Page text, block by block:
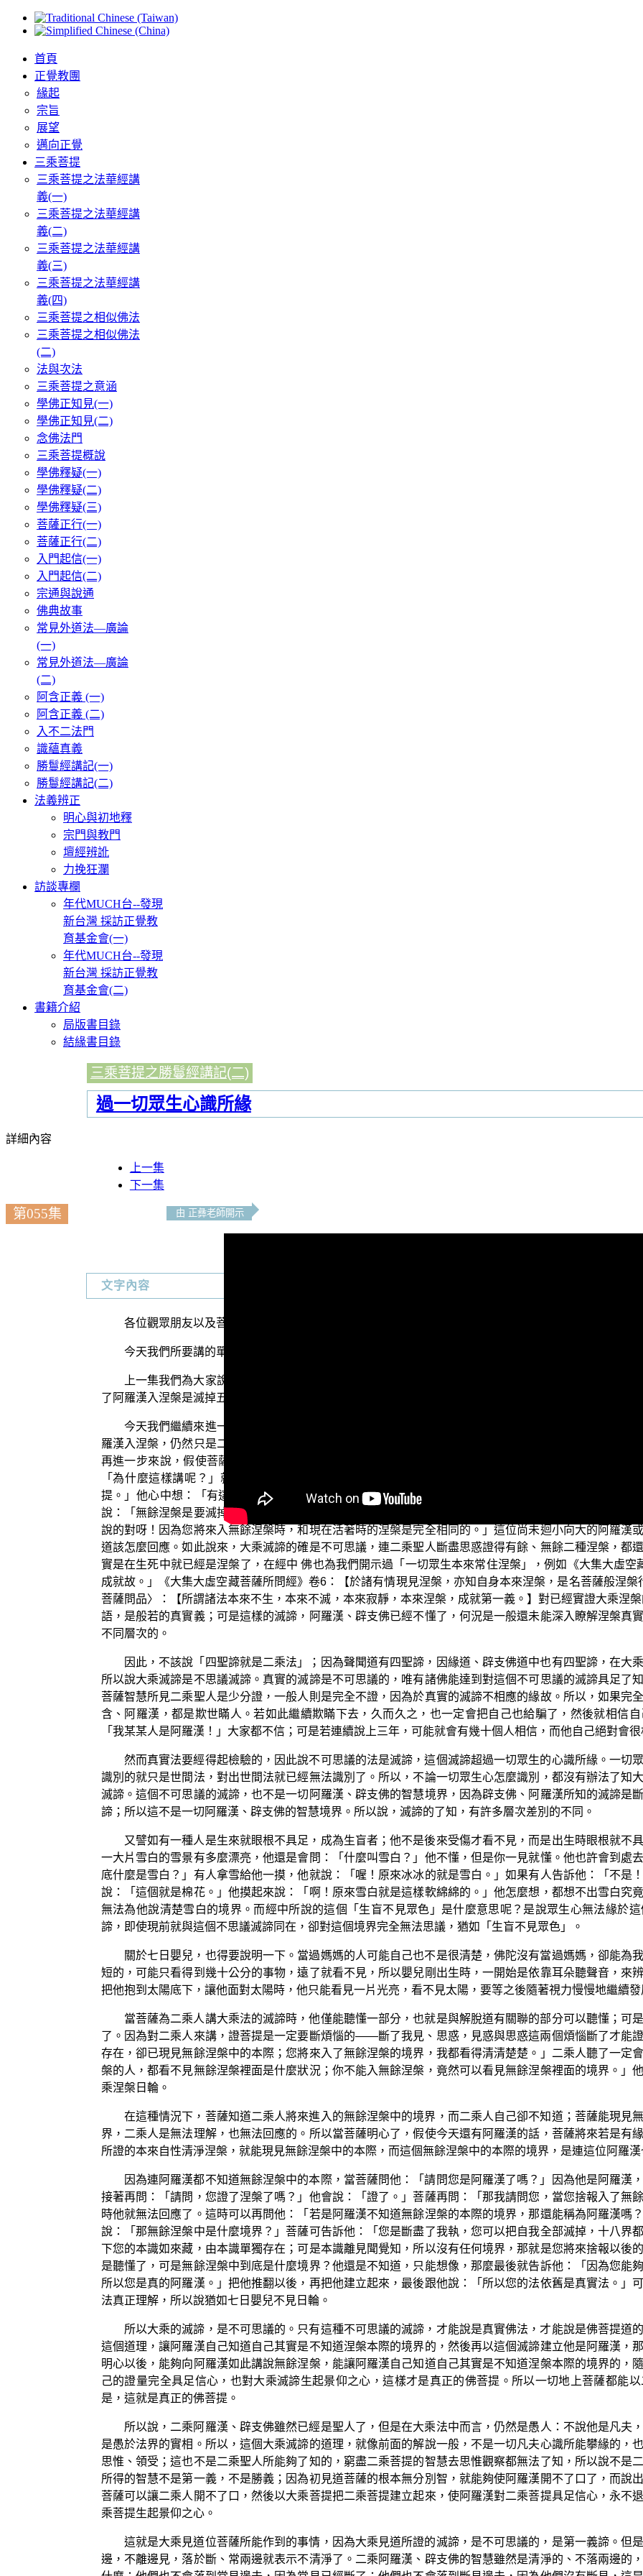
首頁
正覺教團
緣起
宗旨
展望
邁向正覺
三乘菩提
三乘菩提之法華經講
義(一)
三乘菩提之法華經講
義(二)
三乘菩提之法華經講
義(三)
三乘菩提之法華經講
義(四)
三乘菩提之相似佛法
三乘菩提之相似佛法
(二)
法與次法
三乘菩提之意涵
學佛正知見(一)
學佛正知見(二)
念佛法門
三乘菩提概說
學佛釋疑(一)
學佛釋疑(二)
學佛釋疑(三)
菩薩正行(一)
菩薩正行(二)
入門起信(一)
入門起信(二)
宗通與說通
佛典故事
常見外道法—廣論
(一)
常見外道法—廣論
(二)
阿含正義 (一)
阿含正義 (二)
入不二法門
識蘊真義
勝鬘經講記(一)
勝鬘經講記(二)
法義辨正
明心與初地釋
宗門與教門
壇經辨訛
力挽狂瀾
訪談專欄
年代MUCH台--發現
新台灣 採訪正覺教
育基金會(一)
年代MUCH台--發現
新台灣 採訪正覺教
育基金會(二)
書籍介紹
局版書目錄
結緣書目錄
三乘菩提之勝鬘經講記(二)
過一切眾生心識所緣
詳細內容
上一集
下一集
第055集 由 正彝老師開示
文字內容
各位觀眾朋友以及菩薩們：阿彌陀佛！
今天我們所要講的單元是「三乘菩提之勝鬘經講記」（二）「過一切眾生心識所緣」。
上一集我們為大家說明了：勝鬘菩薩所說「不思議的法是滅諦，這個滅諦超過一切眾生心的分別的所
了阿羅漢入涅槃是滅掉五蘊十八界的全部，這也說明了意識乃至十八界的全部，都是可滅之法，不是常住法
今天我們繼續來進一步說明這個不思議法，也就是大乘滅諦，也就是大乘涅槃，這是超過一切眾生心
羅漢入涅槃，仍然只是二乘菩提世俗諦中所說的滅諦而已；這種涅槃是滅掉五陰十八界，是二乘法中的滅
再進一步來說，假使菩薩未來遇到了阿羅漢或辟支佛，可以向他說：「您的涅槃雖然很勝妙，但是我的
「為什麼這樣講呢？」就告訴他：「您得要斷盡思惑才能證涅槃，我可是不斷思惑就能證涅槃；您是
提。」他心中想：「有這種菩提呀？有這種涅槃呀？唉呀！還真想不懂。」然後接著告訴他說：「您現
說：「無餘涅槃是要滅掉我自己以後才得無餘涅槃，怎麼我現在還沒有滅掉自己就已經在無餘涅槃中了？
說的對呀！因為您將來入無餘涅槃時，和現在活著時的涅槃是完全相同的。」這位尚未迴小向大的阿羅漢
道該怎麼回應。如此說來，大乘滅諦的確是不可思議，連二乘聖人斷盡思惑證得有餘、無餘二種涅槃，都
實是在生死中就已經是涅槃了，在經中 佛也為我們開示過「一切眾生本來常住涅槃」，例如《大集大虛
成就故。」《大集大虛空藏菩薩所問經》卷6：【於諸有情現見涅槃，亦知自身本來涅槃，是名菩薩般涅
菩薩問品〉：【所謂諸法本來不生，本來不滅，本來寂靜，本來涅槃，成就第一義。】對已經實證大乘涅
語，是般若的真實義；可是這樣的滅諦，阿羅漢、辟支佛已經不懂了，何況是一般還未能深入瞭解涅槃真
不同層次的。
因此，不該說「四聖諦就是二乘法」；因為聲聞道有四聖諦，因緣道、辟支佛道中也有四聖諦，在大
所以說大乘滅諦是不思議滅諦。真實的滅諦是不可思議的，唯有諸佛能達到對這個不可思議的滅諦具足了
菩薩智慧所見二乘聖人是少分證，一般人則是完全不證，因為於真實的滅諦不相應的緣故。所以，如果完
含、阿羅漢，都是欺世瞞人。若如此繼續欺瞞下去，久而久之，也一定會把自己也給騙了，然後就相信
「我某某人是阿羅漢！」大家都不信；可是若連續說上三年，可能就會有幾十個人相信，而他自己絕對會
然而真實法要經得起檢驗的，因此說不可思議的法是滅諦，這個滅諦超過一切眾生的心識所緣。一切
識別的就只是世間法，對出世間法就已經無法識別了。所以，不論一切眾生心怎麼識別，都沒有辦法了知
滅諦。這個不可思議的滅諦，也不是一切阿羅漢、辟支佛的智慧境界，因為辟支佛、阿羅漢所知的滅諦是
諦；所以這不是一切阿羅漢、辟支佛的智慧境界。所以說，滅諦的了知，有許多層次差別的不同。
又譬如有一種人是生來就眼根不具足，成為生盲者；他不是後來受傷才看不見，而是出生時眼根就不
一大片雪白的雪景有多麼漂亮，他還是會問：「什麼叫雪白？」他不懂，但是你一見就懂。他也許會到處
底什麼是雪白？」有人拿雪給他一摸，他就說：「喔！原來冰冰的就是雪白。」如果有人告訴他：「不是
說：「這個就是棉花。」他摸起來說：「啊！原來雪白就是這樣軟綿綿的。」他怎麼想，都想不出雪白究
無法為他說清楚雪白的境界。而經中所說的這個「生盲不見眾色」是什麼意思呢？是說眾生心無法緣於
諦，即使現前就與這個不思議滅諦同在，卻對這個境界完全無法思議，猶如「生盲不見眾色」。
關於七日嬰兒，也得要說明一下。當過媽媽的人可能自己也不是很清楚，佛陀沒有當過媽媽，卻能為
短的，可能只看得到幾十公分的事物，遠了就看不見，所以嬰兒剛出生時，一開始是依靠耳朵聽聲音，來
把他抱到太陽底下，讓他面對太陽時，他只能看見一片光亮，看不見太陽，要等之後隨著視力慢慢地繼續
當菩薩為二乘人講大乘法的滅諦時，他僅能聽懂一部分，也就是與解脫道有關聯的部分可以聽懂；可
了。因為對二乘人來講，證菩提是一定要斷煩惱的——斷了我見、思惑，見惑與思惑這兩個煩惱斷了才能
存在，卻已現見無餘涅槃中的本際；您將來入了無餘涅槃的境界，我都看得清清楚楚。」二乘人聽了一定
槃的人，都看不見無餘涅槃裡面是什麼狀況；你不能入無餘涅槃，竟然可以看見無餘涅槃裡面的境界。」
乘涅槃日輪。
在這種情況下，菩薩知道二乘人將來進入的無餘涅槃中的境界，而二乘人自己卻不知道；菩薩能現見
界，二乘人是無法理解，也無法回應的。所以當菩薩明心了，假使今天還有阿羅漢的話，菩薩將來若是有
所證的本來自性清淨涅槃，就能現見無餘涅槃中的本際，而這個無餘涅槃中的本際的境界，是連這位阿羅漢
因為連阿羅漢都不知道無餘涅槃中的本際，當菩薩問他：「請問您是阿羅漢了嗎？」因為他是阿羅漢
接著再問：「請問，您證了涅槃了嗎？」他會說：「證了。」菩薩再問：「那我請問您，當您捨報入了無
時他就無法回應了。這時可以再問他：「若是阿羅漢不知道無餘涅槃的本際的境界，那還能稱為阿羅漢嗎
說：「那無餘涅槃中是什麼境界？」菩薩可告訴他：「您是斷盡了我執，您可以把自我全部滅掉，十八界
下您的本識如來藏，由本識單獨存在；可是本識離見聞覺知，所以沒有任何境界，那就是您將來捨報以後
是聽懂了，可是無餘涅槃中到底是什麼境界？他還是不知道，只能想像，那麼最後就告訴他：「因為您能
所以您是真的阿羅漢。」把他推翻以後，再把他建立起來，最後跟他說：「所以您的法依舊是真實法。」
法真正理解，所以說猶如七日嬰兒不見日輪。
所以大乘的滅諦，是不可思議的。只有這種不可思議的滅諦，才能說是真實佛法，才能說是佛菩提道
這個道理，讓阿羅漢自己知道自己其實是不知道涅槃本際的境界的，然後再以這個滅諦建立他是阿羅漢，
明心以後，能夠向阿羅漢如此講說無餘涅槃，能讓阿羅漢自己知道自己其實是不知道涅槃本際的境界的，
己的證量完全具足信心，也對大乘滅諦生起景仰之心，這樣才是真正的佛菩提。所以一切地上菩薩都能
是，這就是真正的佛菩提。
所以說，二乘阿羅漢、辟支佛雖然已經是聖人了，但是在大乘法中而言，仍然是愚人：不說他是凡
是愚於法界的實相。所以，這個大乘滅諦的道理，就像前面的解說一般，不是一切凡夫心識所能攀緣的，
思惟、領受；這也不是二乘聖人所能夠了知的，窮盡二乘菩提的智慧去思惟觀察都無法了知，所以說不是
所得的智慧不是第一義，不是勝義；因為初見道菩薩的根本無分別智，就能夠使阿羅漢開不了口了，而說
菩薩可以讓二乘人開不了口，然後以大乘菩提把二乘菩提建立起來，使阿羅漢對二乘菩提具足信心，永不
乘菩提生起景仰之心。
這就是大乘見道位菩薩所能作到的事情，因為大乘見道所證的滅諦，是不可思議的，是第一義諦。但
邊，不離邊見，落於斷、常兩邊就表示不清淨了。二乘阿羅漢、辟支佛的智慧雖然是清淨的、不落兩邊的